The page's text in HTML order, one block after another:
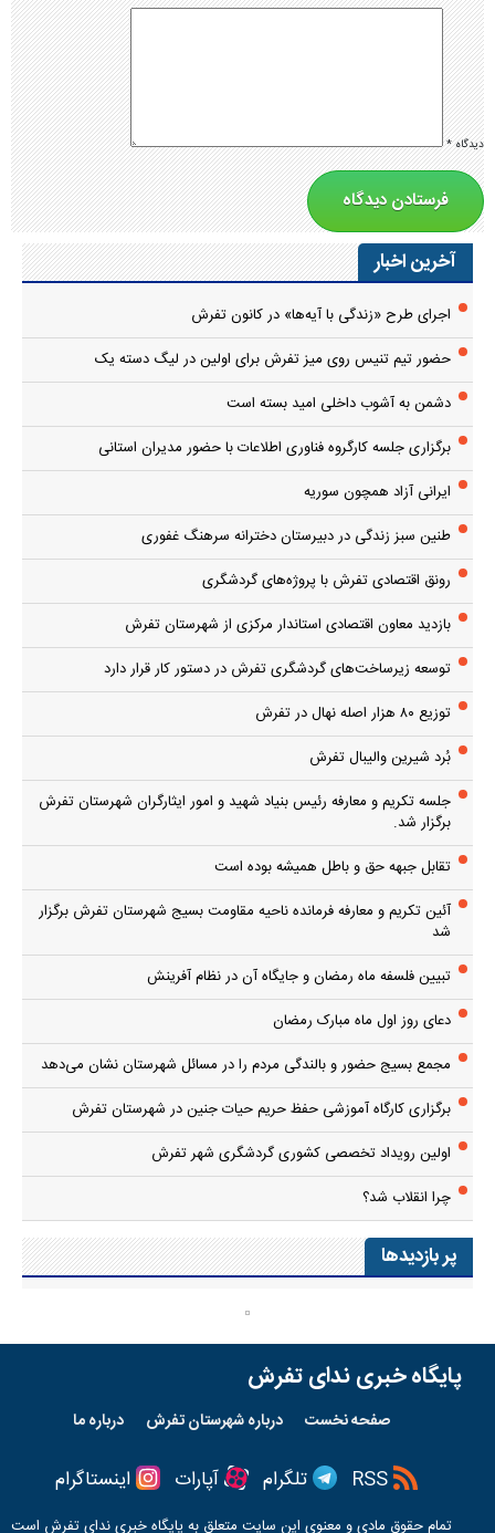
دیدگاه*
آخرین اخبار
اجرای طرح «زندگی با آیه‌ها» در کانون تفرش
حضور تیم تنیس روی میز تفرش برای اولین در لیگ دسته یک
دشمن به آشوب داخلی امید بسته است
برگزاری جلسه کارگروه فناوری اطلاعات با حضور مدیران استانی
ایرانی آزاد همچون سوریه
طنین سبز زندگی در دبیرستان دخترانه سرهنگ غفوری
رونق اقتصادی تفرش با پروژه‌های گردشگری
بازدید معاون اقتصادی استاندار مرکزی از شهرستان تفرش
توسعه زیرساخت‌های گردشگری تفرش در دستور کار قرار دارد
توزیع ۸۰ هزار اصله نهال در تفرش
بُرد شیرین والیبال تفرش
جلسه تکریم و معارفه رئیس بنیاد شهید و امور ایثارگران شهرستان تفرش
برگزار شد.
تقابل جبهه حق و باطل همیشه بوده است
آئین تکریم و معارفه فرمانده ناحیه مقاومت بسیج شهرستان تفرش برگزار
شد
تبیین فلسفه ماه رمضان و جایگاه آن در نظام آفرینش
دعای روز اول ماه مبارک رمضان
مجمع بسیج حضور و بالندگی مردم را در مسائل شهرستان نشان می‌دهد
برگزاری کارگاه آموزشی حفظ حریم حیات جنین در شهرستان تفرش
اولین رویداد تخصصی کشوری گردشگری شهر تفرش
چرا انقلاب شد؟
پر بازدیدها
پایگاه خبری ندای تفرش
صفحه نخست درباره شهرستان تفرش درباره ما
تلگرام آپارات اینستاگرام
تمام حقوق مادی و معنوی این سایت متعلق به پایگاه خبریندای تفرش است